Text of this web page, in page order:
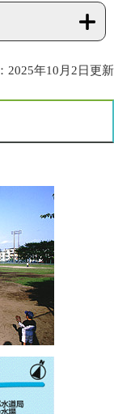
2025年10月2日更新